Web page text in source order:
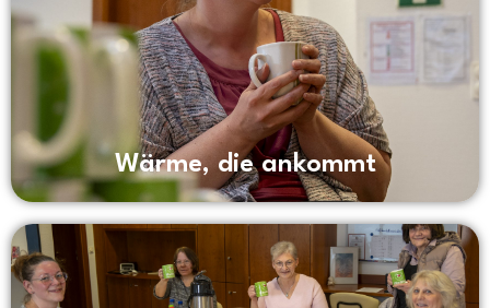
Wärme, die ankommt